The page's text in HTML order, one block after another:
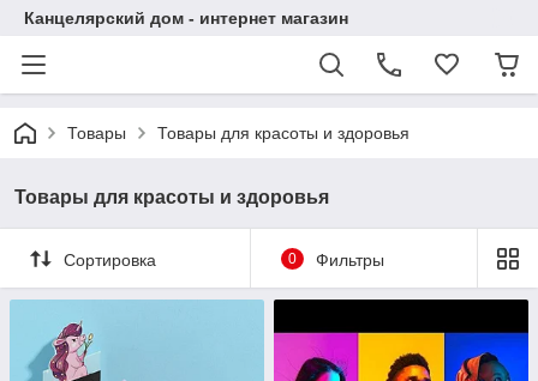
Канцелярский дом - интернет магазин
Товары Товары для красоты и здоровья
Товары для красоты и здоровья
Сортировка 0 Фильтры